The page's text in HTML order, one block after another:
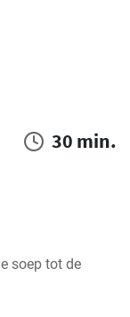
30 min.
soep tot de